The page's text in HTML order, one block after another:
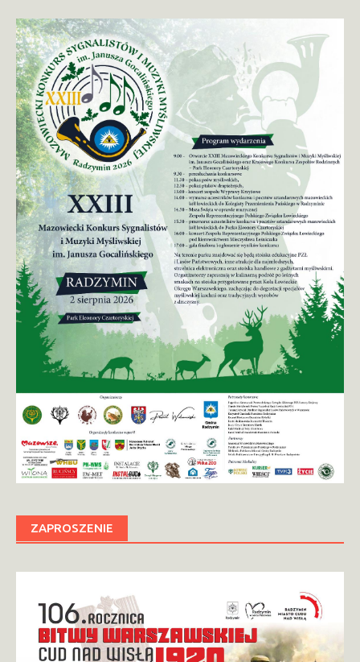
ZAPROSZENIE